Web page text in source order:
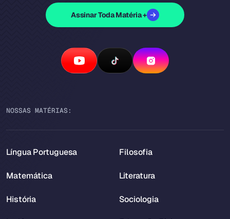
Assinar Toda Matéria +
NOSSAS MATÉRIAS:
Língua Portuguesa
Matemática
História
Filosofia
Literatura
Sociologia